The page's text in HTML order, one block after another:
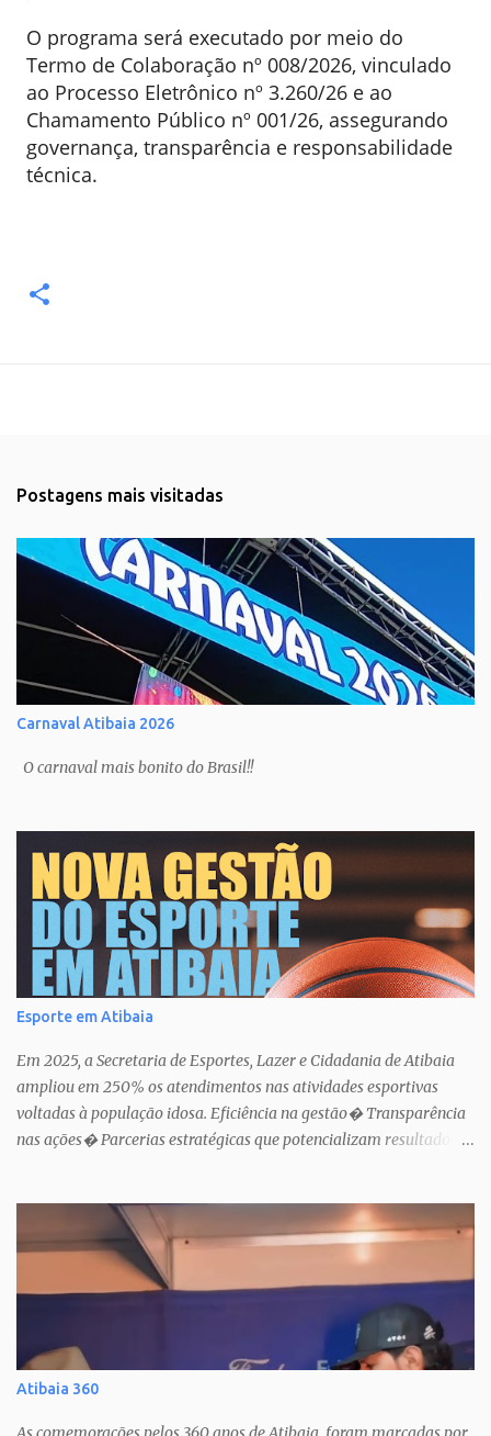
O programa será executado por meio do
Termo de Colaboração nº 008/2026, vinculado
ao Processo Eletrônico nº 3.260/26 e ao
Chamamento Público nº 001/26, assegurando
governança, transparência e responsabilidade
técnica.
Postagens mais visitadas
Carnaval Atibaia 2026
O carnaval mais bonito do Brasil!!
Esporte em Atibaia
Em 2025, a Secretaria de Esportes, Lazer e Cidadania de Atibaia
ampliou em 250% os atendimentos nas atividades esportivas
voltadas à população idosa. Eficiência na gestão� Transparência
nas ações� Parcerias estratégicas que potencializam resultados.
Atibaia 360